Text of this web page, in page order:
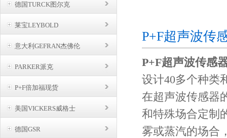
德国TURCK图尔克
莱宝LEYBOLD
意大利GEFRAN杰佛伦
PARKER派克
P+F倍加福现货
美国VICKERS威格士
德国GSR
P+F超声波传
P+F超声波传感
设计40多个种类
在超声波传感器
和特殊场合定制
雾或蒸汽的场合